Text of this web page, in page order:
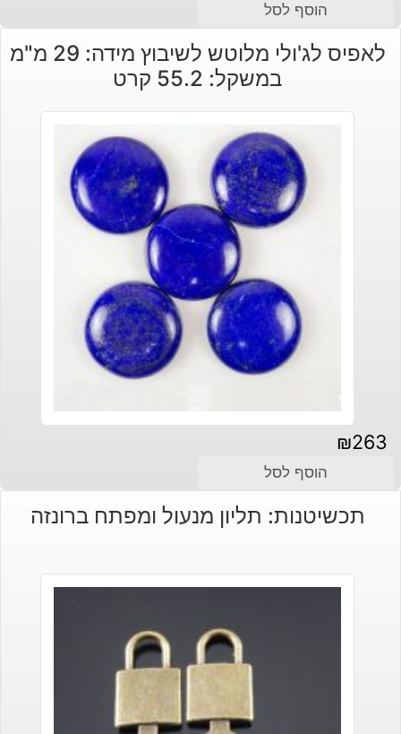
הוסף לסל
לאפיס לג'ולי מלוטש לשיבוץ מידה: 29 מ"מ
במשקל: 55.2 קרט
₪263
הוסף לסל
תכשיטנות: תליון מנעול ומפתח ברונזה